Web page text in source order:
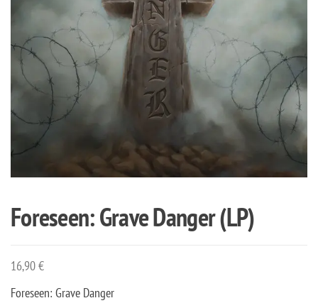
Foreseen: Grave Danger (LP)
16,90€
Foreseen: Grave Danger